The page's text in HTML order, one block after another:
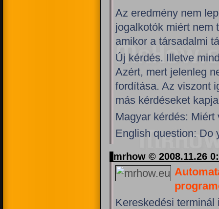
Az eredmény nem
jogalkotók miért nem
amikor a társadalmi
Új kérdés. Illetve
Azért, mert jelenleg
fordítása. Az viszont
más kérdéseket
Magyar kérdés:
English question: Do
mrhow © 2008.11.26
Kereskedési